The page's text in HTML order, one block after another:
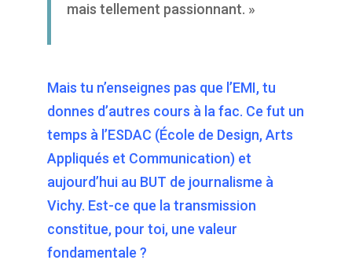
mais tellement passionnant. »
Mais tu n’enseignes pas que l’EMI, tu
donnes d’autres cours à la fac. Ce fut un
temps à l’ESDAC (École de Design, Arts
Appliqués et Communication) et
aujourd’hui au BUT de journalisme à
Vichy. Est-ce que la transmission
constitue, pour toi, une valeur
fondamentale ?